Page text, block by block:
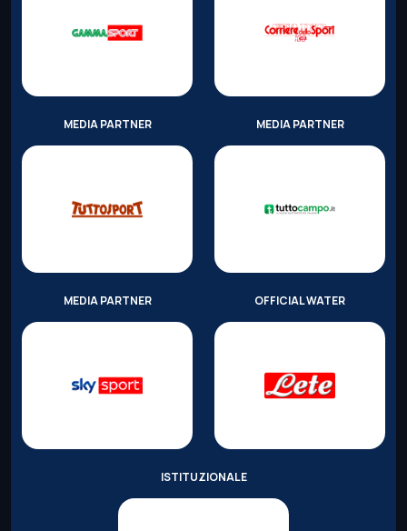
MEDIA PARTNER MEDIA PARTNER
MEDIA PARTNER OFFICIAL WATER
ISTITUZIONALE